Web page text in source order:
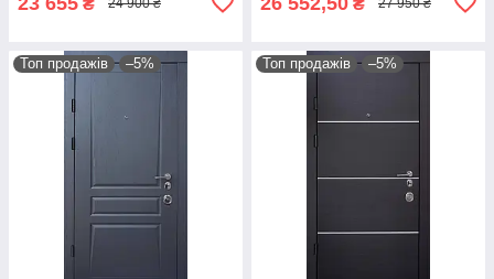
24 900 ₴ 27 950 ₴
Топ продажів –5% Топ продажів –5%